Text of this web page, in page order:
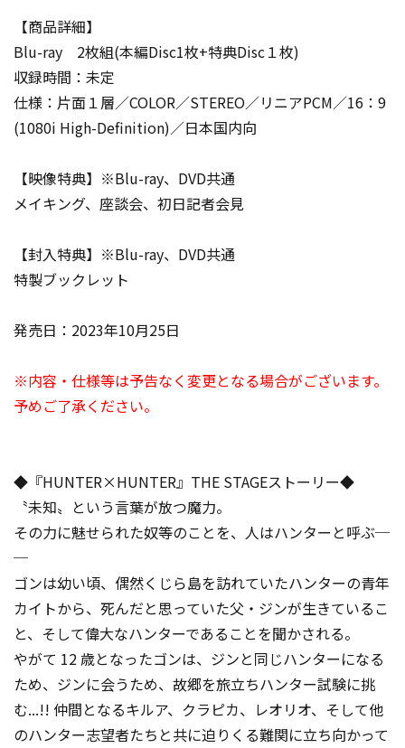
【商品詳細】
Blu-ray 2枚組(本編Disc1枚+特典Disc１枚)
収録時間：未定
仕様：片面１層／COLOR／STEREO／リニアPCM／16：9
(1080i High-Definition)／日本国内向
【映像特典】※Blu-ray、DVD共通
メイキング、座談会、初日記者会見
【封入特典】※Blu-ray、DVD共通
特製ブックレット
発売日：2023年10月25日
※内容・仕様等は予告なく変更となる場合がございます。
予めご了承ください。
◆『HUNTER×HUNTER』THE STAGEストーリー◆
〝未知〟という言葉が放つ魔力。
その力に魅せられた奴等のことを、人はハンターと呼ぶ─
─
ゴンは幼い頃、偶然くじら島を訪れていたハンターの青年
カイトから、死んだと思っていた父・ジンが生きているこ
と、そして偉大なハンターであることを聞かされる。
やがて 12 歳となったゴンは、ジンと同じハンターになる
ため、ジンに会うため、故郷を旅立ちハンター試験に挑
む...!! 仲間となるキルア、クラピカ、レオリオ、そして他
のハンター志望者たちと共に迫りくる難関に立ち向かって